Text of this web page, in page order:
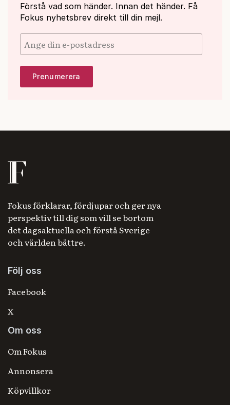
Förstå vad som händer. Innan det händer. Få
Fokus nyhetsbrev direkt till din mejl.
Fokus förklarar, fördjupar och ger nya
perspektiv till dig som vill se bortom
det dagsaktuella och förstå Sverige
och världen bättre.
Följ oss
Facebook
X
Om oss
Om Fokus
Annonsera
Köpvillkor